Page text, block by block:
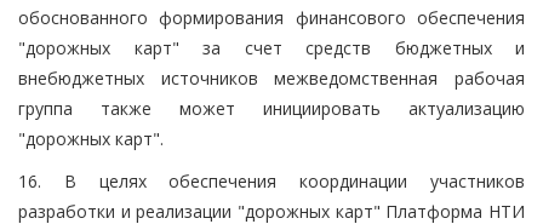
обоснованного формирования финансового обеспечения
"дорожных карт" за счет средств бюджетных и
внебюджетных источников межведомственная рабочая
группа также может инициировать актуализацию
"дорожных карт".
16. В целях обеспечения координации участников
разработки и реализации "дорожных карт" Платформа НТИ